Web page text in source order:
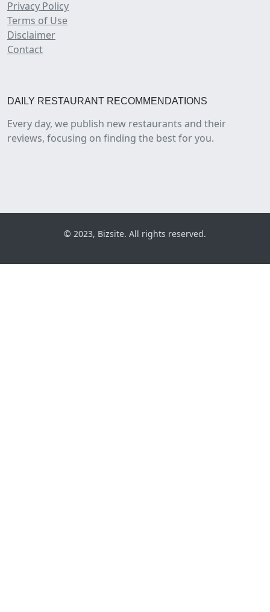
Privacy Policy
Terms of Use
Disclaimer
Contact
DAILY RESTAURANT RECOMMENDATIONS
Every day, we publish new restaurants and their
reviews, focusing on finding the best for you.
© 2023, Bizsite. All rights reserved.